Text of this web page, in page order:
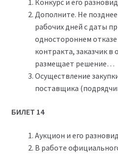
Конкурс и его
Дополните. Не
рабочих дней с даты
одностороннем
контракта, заказчик
размещает решение…
Осуществление
поставщика
БИЛЕТ 14
Аукцион и его
В работе